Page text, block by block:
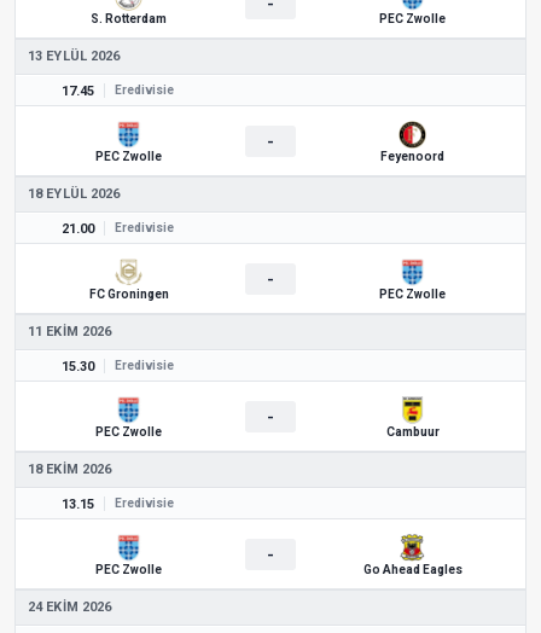
S. Rotterdam
-
PEC Zwolle
13 EYLÜL 2026
17.45 Eredivisie
PEC Zwolle
-
Feyenoord
18 EYLÜL 2026
21.00 Eredivisie
FC Groningen
-
PEC Zwolle
11 EKIM 2026
15.30 Eredivisie
PEC Zwolle
-
Cambuur
18 EKIM 2026
13.15 Eredivisie
PEC Zwolle
-
Go Ahead Eagles
24 EKIM 2026